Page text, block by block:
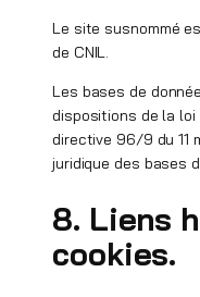
Le site susnommé
de CNIL.
Les bases de
dispositions de la
directive 96/9 du 11
juridique des bases
8. Liens
cookies.